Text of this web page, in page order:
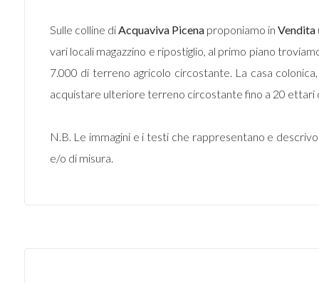
Sulle colline diAcquaviva Picena proponiamo inVendita
vari locali magazzino e ripostiglio, al primo piano
7.000 di terreno agricolo circostante. La casa
acquistare ulteriore terreno circostante fino a 20 ettari
N.B. Le immagini e i testi che rappresentano e
e/o di misura.